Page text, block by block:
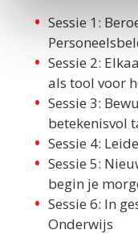
Sessie 1:
Sessie 2:
als tool voor
Sessie 3:
betekenisvol
Sessie 4:
Sessie 5:
begin je
Sessie 6: In
Onderwijs